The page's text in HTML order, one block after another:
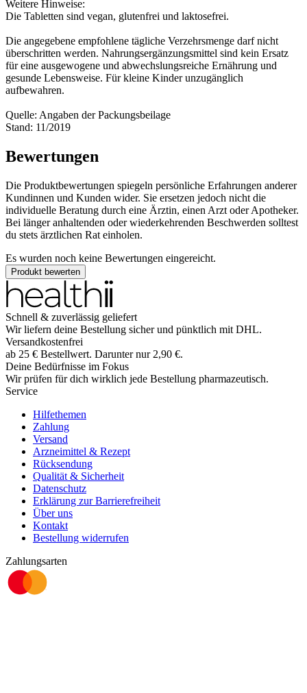
Weitere Hinweise:
Die Tabletten sind vegan, glutenfrei und laktosefrei.
Die angegebene empfohlene tägliche Verzehrsmenge darf nicht
überschritten werden. Nahrungsergänzungsmittel sind kein Ersatz
für eine ausgewogene und abwechslungsreiche Ernährung und
gesunde Lebensweise. Für kleine Kinder unzugänglich
aufbewahren.
Quelle: Angaben der Packungsbeilage
Stand: 11/2019
Bewertungen
Die Produktbewertungen spiegeln persönliche Erfahrungen anderer
Kundinnen und Kunden wider. Sie ersetzen jedoch nicht die
individuelle Beratung durch eine Ärztin, einen Arzt oder Apotheker.
Bei länger anhaltenden oder wiederkehrenden Beschwerden solltest
du stets ärztlichen Rat einholen.
Es wurden noch keine Bewertungen eingereicht.
Produkt bewerten
Schnell & zuverlässig geliefert
Wir liefern deine Bestellung sicher und pünktlich mit DHL.
Versandkostenfrei
ab 25 € Bestellwert. Darunter nur 2,90 €.
Deine Bedürfnisse im Fokus
Wir prüfen für dich wirklich jede Bestellung pharmazeutisch.
Service
Hilfethemen
Zahlung
Versand
Arzneimittel & Rezept
Rücksendung
Qualität & Sicherheit
Datenschutz
Erklärung zur Barrierefreiheit
Über uns
Kontakt
Bestellung widerrufen
Zahlungsarten